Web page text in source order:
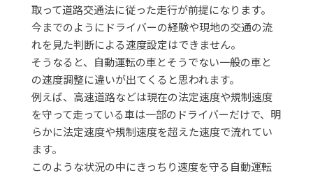
取って道路交通法に従った走行が前提になります。
今までのようにドライバーの経験や現地の交通の流
れを見た判断による速度設定はできません。
そうなると、自動運転の車とそうでない一般の車と
の速度調整に違いが出てくると思われます。
例えば、高速道路などは現在の法定速度や規制速度
を守って走っている車は一部のドライバーだけで、明
らかに法定速度や規制速度を超えた速度で流れてい
ます。
このような状況の中にきっちり速度を守る自動運転